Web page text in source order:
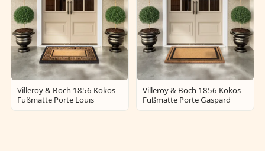
Villeroy & Boch 1856 Kokos
Fußmatte Porte Louis
Villeroy & Boch 1856 Kokos
Fußmatte Porte Gaspard